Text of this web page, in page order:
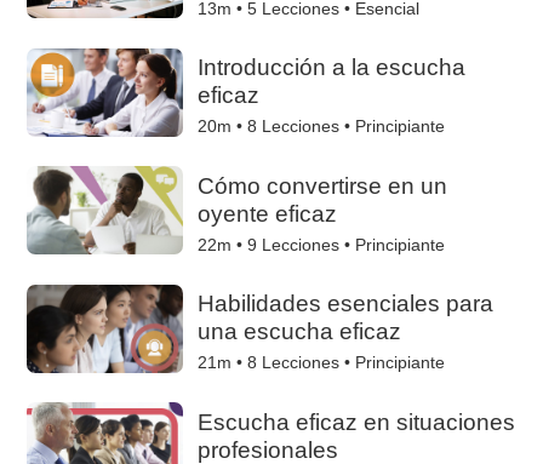
13m •5 Lecciones • Esencial
Introducción a la escucha
eficaz
20m •8 Lecciones • Principiante
Cómo convertirse en un
oyente eficaz
22m •9 Lecciones • Principiante
Habilidades esenciales para
una escucha eficaz
21m •8 Lecciones • Principiante
Escucha eficaz en situaciones
profesionales